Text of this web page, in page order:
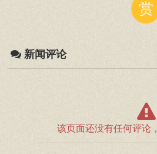
赏
新闻评论
该页面还没有任何评论